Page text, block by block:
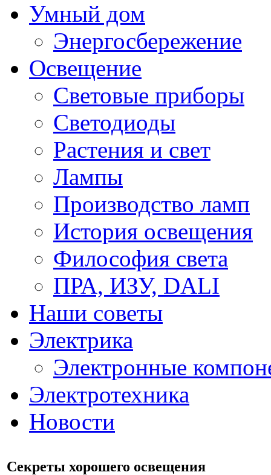
Умный дом
Энергосбережение
Освещение
Световые приборы
Светодиоды
Растения и свет
Лампы
Производство ламп
История освещения
Философия света
ПРА, ИЗУ, DALI
Наши советы
Электрика
Электронные
Электротехника
Новости
Секреты хорошего освещения